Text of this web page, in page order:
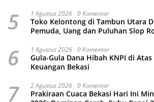
5 1 Agustus 2026 0 Komentar
Toko Kelontong di Tambun Utara
Pemuda, Uang dan Puluhan Slop
6 1 Agustus 2026 0 Komentar
Gula-Gula Dana Hibah KNPI di
Keuangan Bekasi
7 2 Agustus 2026 0 Komentar
Prakiraan Cuaca Bekasi Hari Ini